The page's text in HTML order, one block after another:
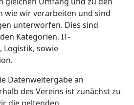
wie wir verarbeiten und sind
unterworfen. Dies sind
Kategorien, IT-
Logistik, sowie
Datenweitergabe an
des Vereins ist zunächst zu